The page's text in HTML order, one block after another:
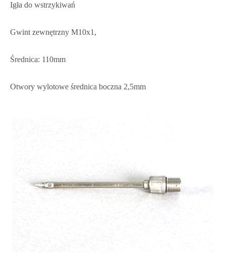
Igła do wstrzykiwań
Gwint zewnętrzny M10x1,
Średnica: 110mm
Otwory wylotowe średnica boczna 2,5mm